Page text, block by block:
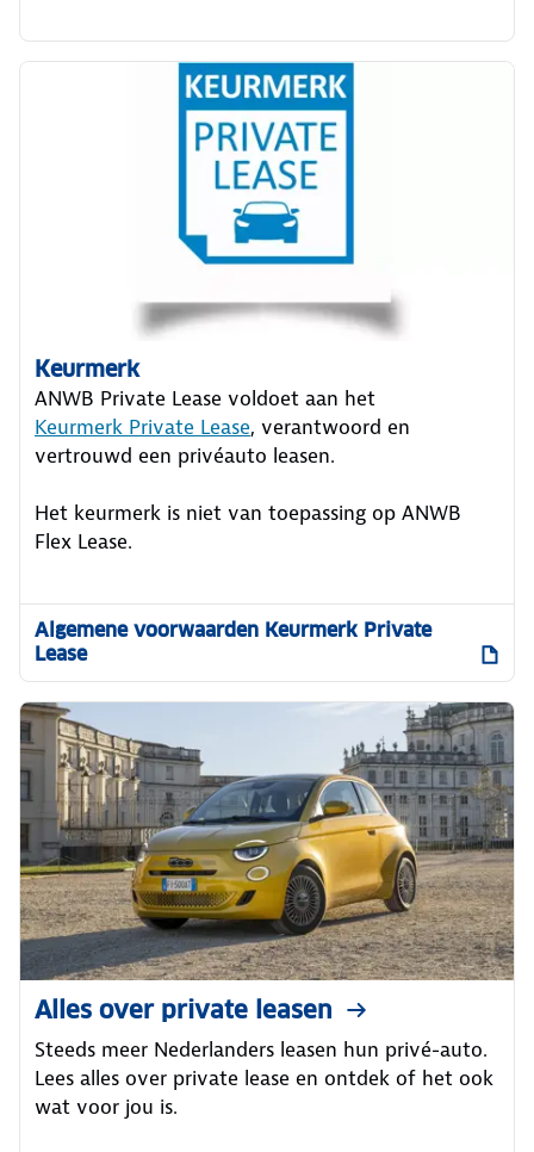
Keurmerk
ANWB Private Lease voldoet aan het
Keurmerk Private Lease, verantwoord en
vertrouwd een privéauto leasen.
Het keurmerk is niet van toepassing op ANWB
Flex Lease.
Algemene voorwaarden Keurmerk Private
Lease
Alles over private leasen
Steeds meer Nederlanders leasen hun privé-auto.
Lees alles over private lease en ontdek of het ook
wat voor jou is.